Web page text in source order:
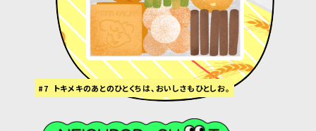
#7 トキメキのあとのひとくちは、おいしさもひとしお。